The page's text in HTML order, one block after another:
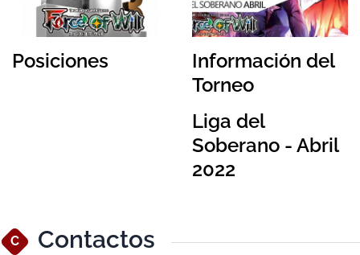
Posiciones
Información del
Torneo
Liga del
Soberano - Abril
2022
C Contactos